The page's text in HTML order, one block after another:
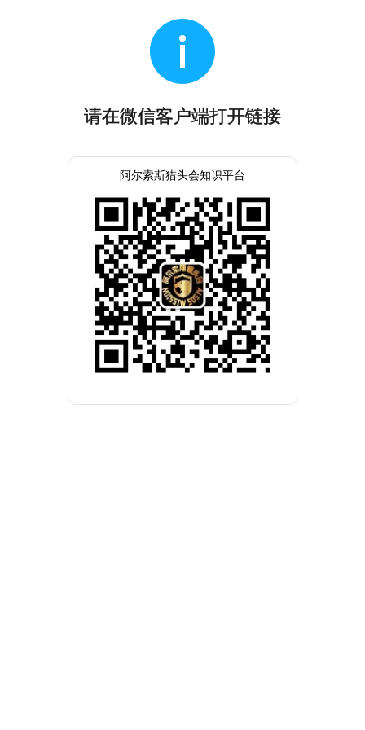
请在微信客户端打开链接
阿尔索斯猎头会知识平台